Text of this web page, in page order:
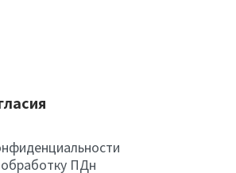
обработку ПДн